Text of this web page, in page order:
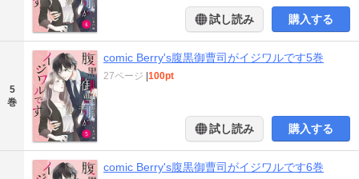
試し読み 購入する
5
巻
comic Berry's腹黒御曹司がイジワルです5巻
27ページ 100pt
試し読み 購入する
comic Berry's腹黒御曹司がイジワルです6巻